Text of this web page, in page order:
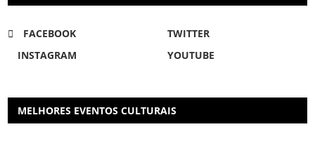
FACEBOOK
TWITTER
INSTAGRAM
YOUTUBE
MELHORES EVENTOS CULTURAIS